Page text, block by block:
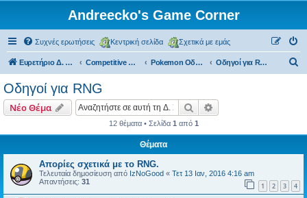
Andreecko's Game Corner
Συχνές ερωτήσεις Κεντρική σελίδα Σχετικά με εμάς
Ευρετήριο Δ. Συζήτησης Competitive Corner Pokemon Οδηγοί Οδηγοί για RNG
η
Οδηγοί για RNG
Νέο Θέμα Αναζήτηση
12 θέματα • Σελίδα 1 από 1
Θέματα
Απορίες σχετικά με το RNG.
Τελευταία δημοσίευση από IzNoGood « Τετ 13 Ιαν, 2016 4:16 am
Απαντήσεις: 31 1 2 3 4